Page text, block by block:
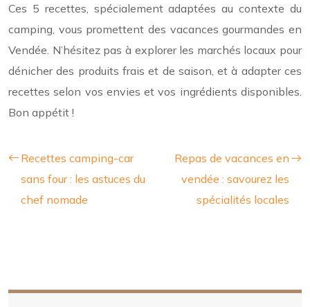
Ces 5 recettes, spécialement adaptées au contexte du
camping, vous promettent des vacances gourmandes en
Vendée. N’hésitez pas à explorer les marchés locaux pour
dénicher des produits frais et de saison, et à adapter ces
recettes selon vos envies et vos ingrédients disponibles.
Bon appétit !
Recettes camping-car
sans four : les astuces du
chef nomade
Repas de vacances en
vendée : savourez les
spécialités locales